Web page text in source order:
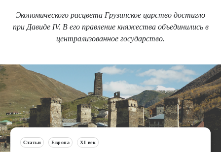
Экономического расцвета Грузинское царство достигло
при Давиде IV. В его правление княжества объединились в
централизованное государство.
Статьи Европа XI век